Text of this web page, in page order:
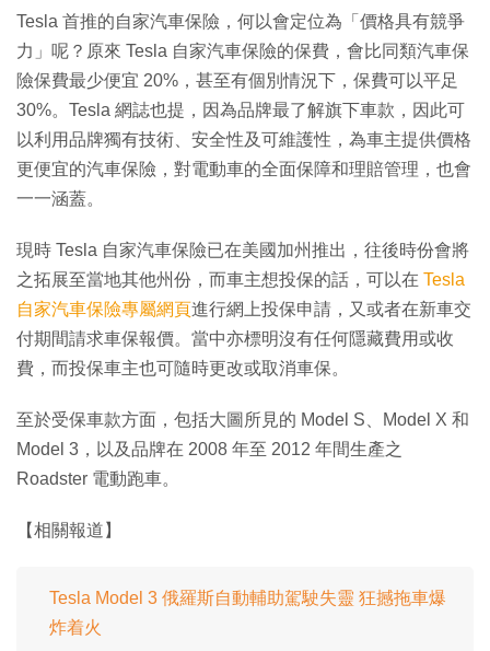
Tesla 首推的自家汽車保險，何以會定位為「價格具有競爭
力」呢？原來 Tesla 自家汽車保險的保費，會比同類汽車保
險保費最少便宜 20%，甚至有個別情況下，保費可以平足
30%。Tesla 網誌也提，因為品牌最了解旗下車款，因此可
以利用品牌獨有技術、安全性及可維護性，為車主提供價格
更便宜的汽車保險，對電動車的全面保障和理賠管理，也會
一一涵蓋。
現時 Tesla 自家汽車保險已在美國加州推出，往後時份會將
之拓展至當地其他州份，而車主想投保的話，可以在 Tesla
自家汽車保險專屬網頁進行網上投保申請，又或者在新車交
付期間請求車保報價。當中亦標明沒有任何隱藏費用或收
費，而投保車主也可隨時更改或取消車保。
至於受保車款方面，包括大圖所見的 Model S、Model X 和
Model 3，以及品牌在 2008 年至 2012 年間生產之
Roadster 電動跑車。
【相關報道】
Tesla Model 3 俄羅斯自動輔助駕駛失靈 狂撼拖車爆
炸着火